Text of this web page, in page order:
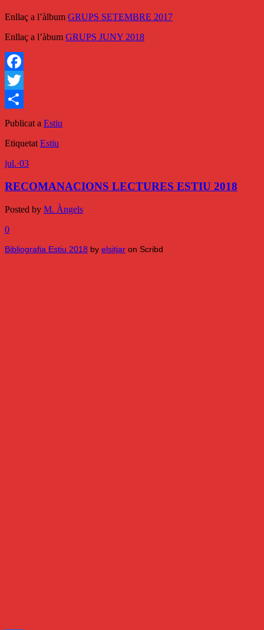
Enllaç a l’àlbum GRUPS SETEMBRE 2017
Enllaç a l’àbum GRUPS JUNY 2018
Facebook
Twitter
Comparteix
Publicat a Estiu
Etiquetat Estiu
jul.·03
RECOMANACIONS LECTURES ESTIU 2018
Posted by M. Àngels
0
Bibliografia Estiu 2018 by elsitjar on Scribd